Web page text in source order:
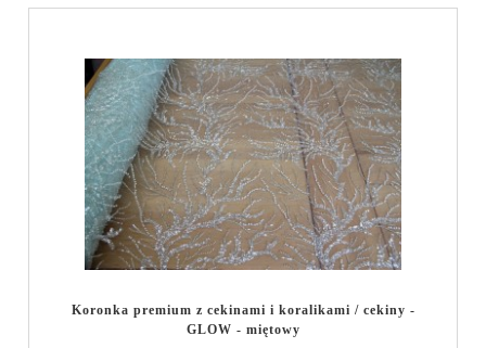
Koronka premium z cekinami i koralikami / cekiny -
GLOW - miętowy